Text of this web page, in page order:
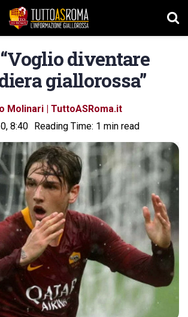
diventare
giallorossa”
Molinari | TuttoASRoma.it
8:40 Reading Time: 1 min read